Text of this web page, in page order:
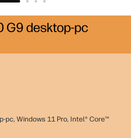
pc, Windows 11 Pro, Intel® Core™
G9 desktop-pc